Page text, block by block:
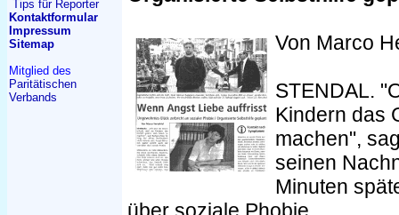
Tips für Reporter
Kontaktformular
Impressum
Sitemap
Mitglied des
Paritätischen
Verbands
Von Marco
STENDAL.
Kindern das
machen",
seinen
Minuten